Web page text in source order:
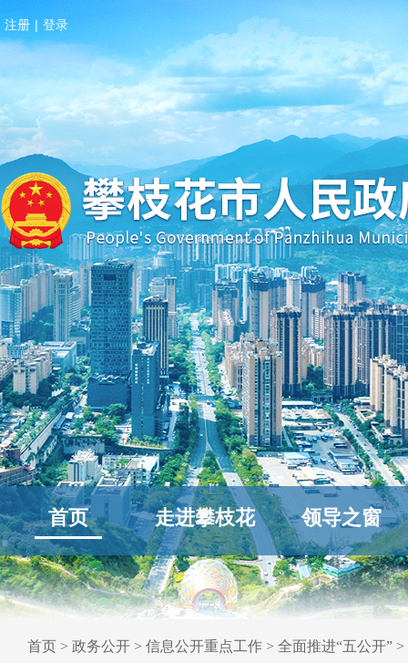
注册 | 登录
首页 走进攀枝花 领导之窗
首页 > 政务公开 > 信息公开重点工作 > 全面推进“五公开” >